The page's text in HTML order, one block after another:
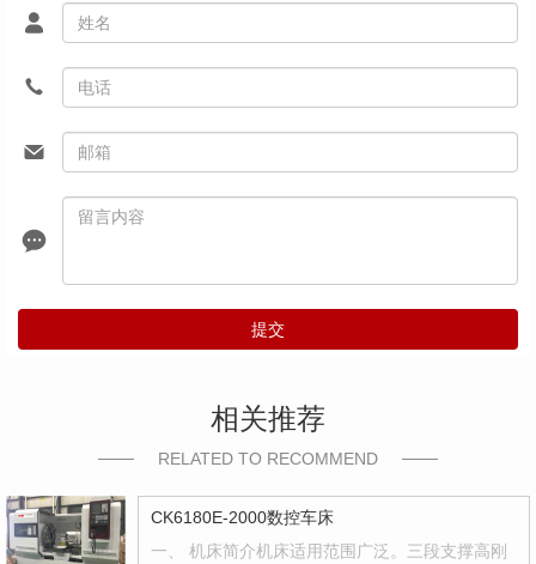
提交
相关推荐
RELATED TO RECOMMEND
CK6180E-2000数控车床
一、 机床简介机床适用范围广泛。三段支撑高刚